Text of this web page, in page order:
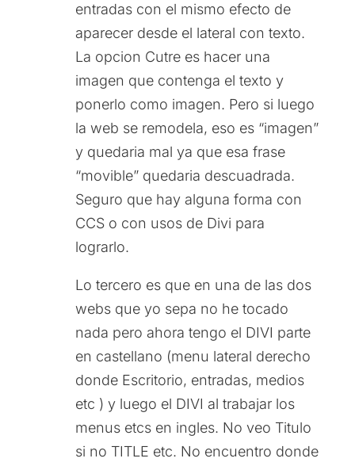
entradas con el mismo efecto de
aparecer desde el lateral con texto.
La opcion Cutre es hacer una
imagen que contenga el texto y
ponerlo como imagen. Pero si luego
la web se remodela, eso es “imagen”
y quedaria mal ya que esa frase
“movible” quedaria descuadrada.
Seguro que hay alguna forma con
CCS o con usos de Divi para
lograrlo.
Lo tercero es que en una de las dos
webs que yo sepa no he tocado
nada pero ahora tengo el DIVI parte
en castellano (menu lateral derecho
donde Escritorio, entradas, medios
etc ) y luego el DIVI al trabajar los
menus etcs en ingles. No veo Titulo
si no TITLE etc. No encuentro donde